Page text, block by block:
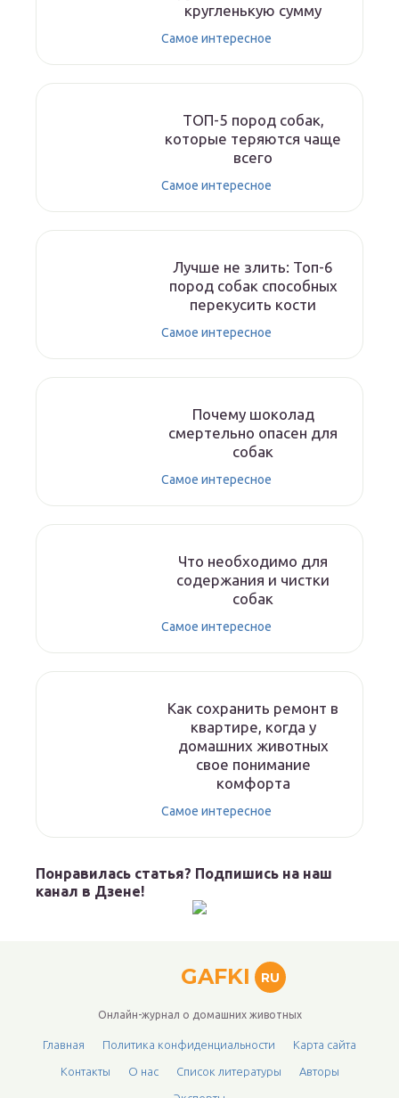
кругленькую сумму
Самое интересное
ТОП-5 пород собак,
которые теряются чаще
всего
Самое интересное
Лучше не злить: Топ-6
пород собак способных
перекусить кости
Самое интересное
Почему шоколад
смертельно опасен для
собак
Самое интересное
Что необходимо для
содержания и чистки
собак
Самое интересное
Как сохранить ремонт в
квартире, когда у
домашних животных
свое понимание
комфорта
Самое интересное
Понравилась статья? Подпишись на наш
канал в Дзене!
GAFKI RU
Онлайн-журнал о домашних животных
Главная Политика конфиденциальности Карта сайта
Контакты О нас Список литературы Авторы